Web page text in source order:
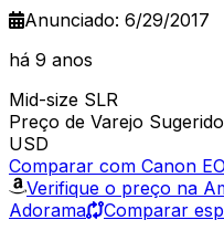
Anunciado: 6/29/2017
há 9 anos
Mid-size SLR
Preço de Varejo
USD
Comparar com Canon
Verifique o preço na
Adorama
Comparar